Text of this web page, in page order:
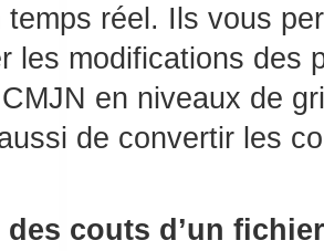
temps réel. Ils vous
les modifications des
en niveaux de
de convertir les
couts d’un